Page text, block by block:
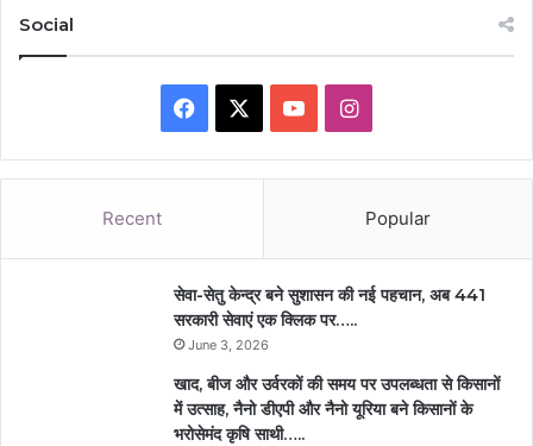
Social
Facebook YouTubeInstagram
Recent Popular
सेवा-सेतु केन्द्र बने सुशासन की नई पहचान, अब 441
सरकारी सेवाएं एक क्लिक पर…..
June 3, 2026
खाद, बीज और उर्वरकों की समय पर उपलब्धता से किसानों
में उत्साह, नैनो डीएपी और नैनो यूरिया बने किसानों के
भरोसेमंद कृषि साथी…..